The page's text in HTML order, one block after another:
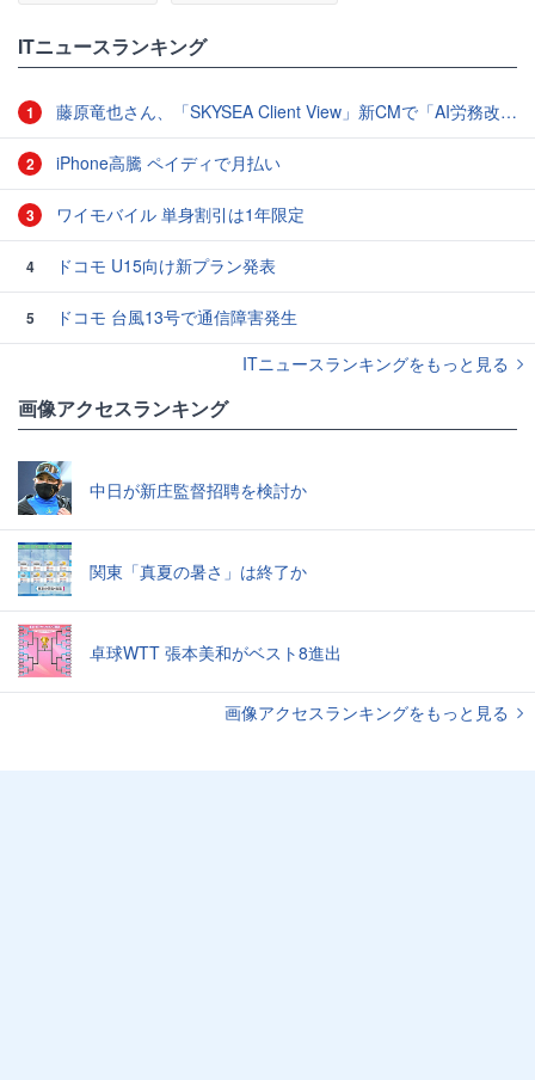
ITニュースランキング
1 藤原竜也さん、「SKYSEA Client View」新CMで「AI労務改善」をアピール 働き方をAIが分析したら「すぐに休んで」と言われる？
2 iPhone高騰 ペイディで月払い
3 ワイモバイル 単身割引は1年限定
4 ドコモ U15向け新プラン発表
5
ドコモ 台風13号で通信障害発生
ITニュースランキングをもっと見る
画像アクセスランキング
中日が新庄監督招聘を検討か
関東「真夏の暑さ」は終了か
卓球WTT 張本美和がベスト8進出
画像アクセスランキングをもっと見る